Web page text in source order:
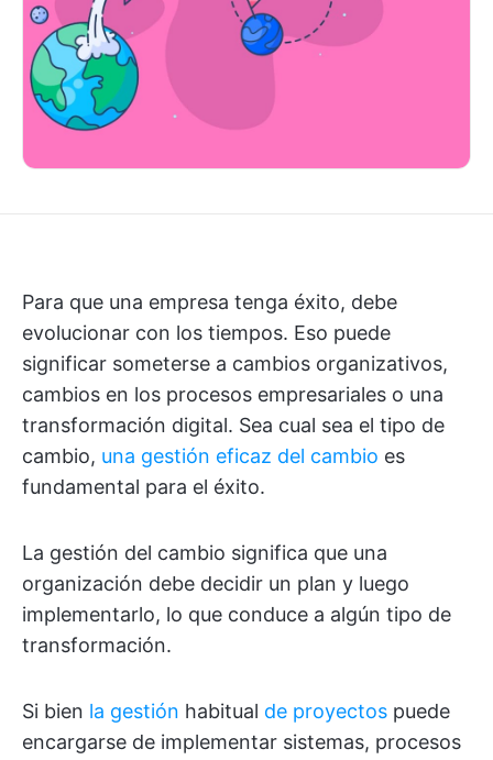
Para que una empresa tenga éxito, debe
evolucionar con los tiempos. Eso puede
significar someterse a cambios organizativos,
cambios en los procesos empresariales o una
transformación digital. Sea cual sea el tipo de
cambio, una gestión eficaz del cambio es
fundamental para el éxito.
La gestión del cambio significa que una
organización debe decidir un plan y luego
implementarlo, lo que conduce a algún tipo de
transformación.
Si bien la gestión habitual de proyectos puede
encargarse de implementar sistemas, procesos